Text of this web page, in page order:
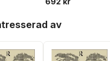
av